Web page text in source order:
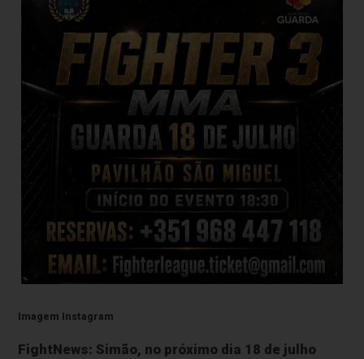
Imagem Instagram
FightNews: Simão, no próximo dia 18 de julho